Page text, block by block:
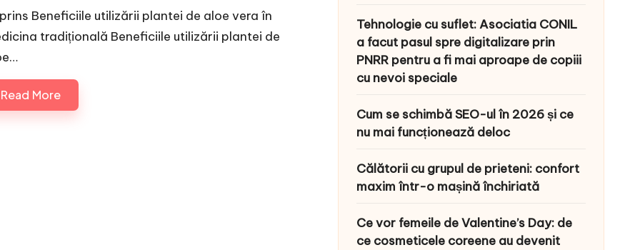
Beneficiile utilizării plantei de aloe vera în
tradițională Beneficiile utilizării plantei de
Read More
Tehnologie cu suflet: Asociatia CONIL
a facut pasul spre digitalizare prin
PNRR pentru a fi mai aproape de copiii
cu nevoi speciale
Cum se schimbă SEO-ul în 2026 și ce
nu mai funcționează deloc
Călătorii cu grupul de prieteni: confort
maxim într-o mașină închiriată
Ce vor femeile de Valentine’s Day: de
ce cosmeticele coreene au devenit